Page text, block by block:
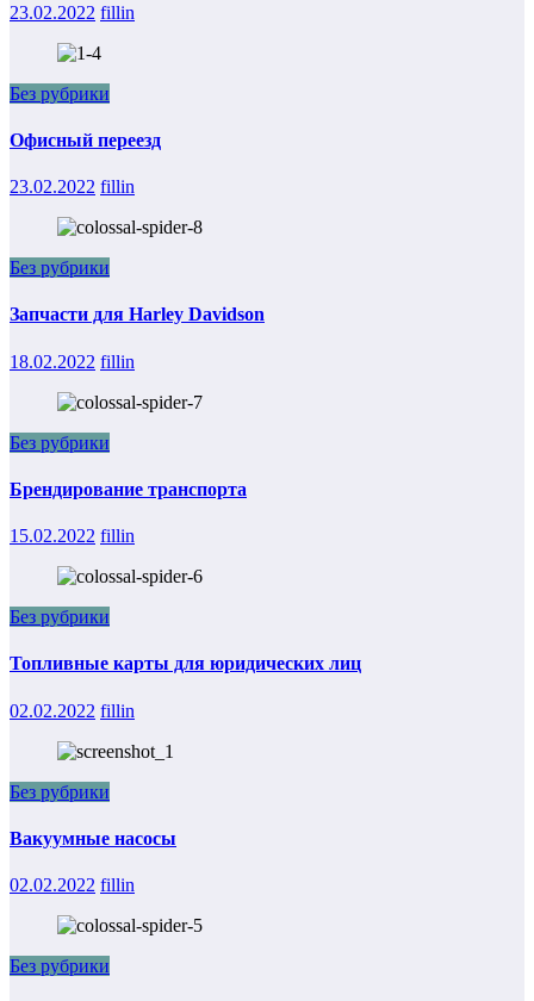
23.02.2022 fillin
Без рубрики
Офисный переезд
23.02.2022 fillin
Без рубрики
Запчасти для Harley Davidson
18.02.2022 fillin
Без рубрики
Брендирование транспорта
15.02.2022 fillin
Без рубрики
Топливные карты для юридических лиц
02.02.2022 fillin
Без рубрики
Вакуумные насосы
02.02.2022 fillin
Без рубрики